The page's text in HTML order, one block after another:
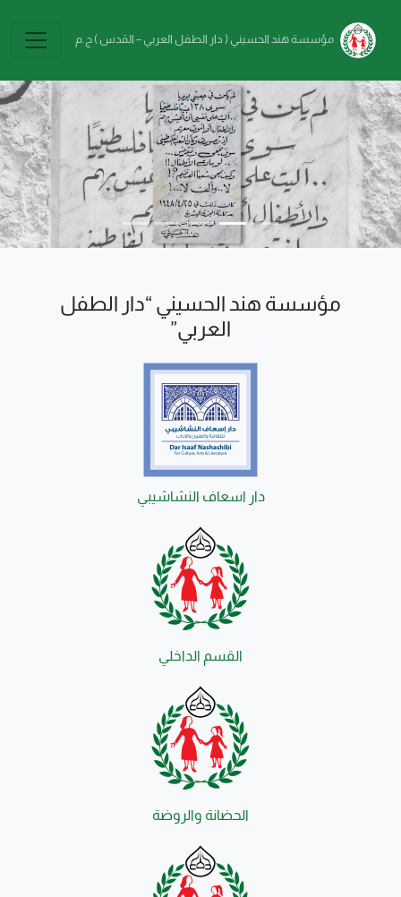
مؤسسة هند الحسيني ( دار الطفل العربي – القدس ) ج.م
Next
مؤسسة هند الحسيني “دار الطفل
العربي”
دار اسعاف النشاشيبي
القسم الداخلي
الحضانة والروضة